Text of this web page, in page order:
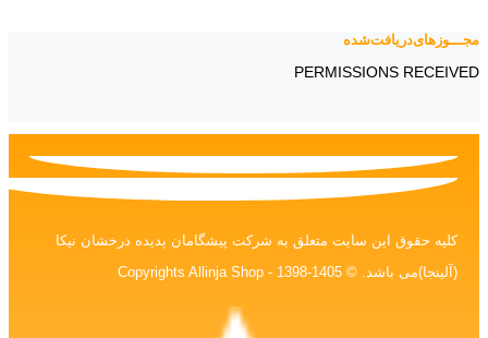
PERMISSIONS
کلیه حقوق این سایت متعلق به شرکت پیشگامان پدیده درخشان نیکا
(آلینجا)می باشد. © Copyrights Allinja Shop - 1398-1405